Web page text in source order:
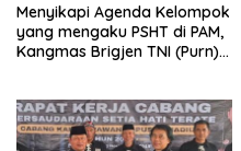
Menyikapi Agenda Kelompok
yang mengaku PSHT di PAM,
Kangmas Brigjen TNI (Purn)